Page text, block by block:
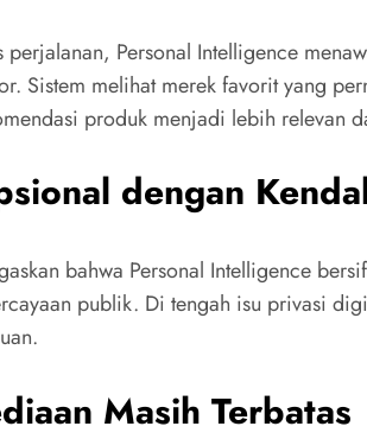
perjalanan, Personal Intelligence
Sistem melihat merek favorit yang
produk menjadi lebih relevan
dengan
bahwa Personal Intelligence
publik. Di tengah isu privasi
Masih Terbatas